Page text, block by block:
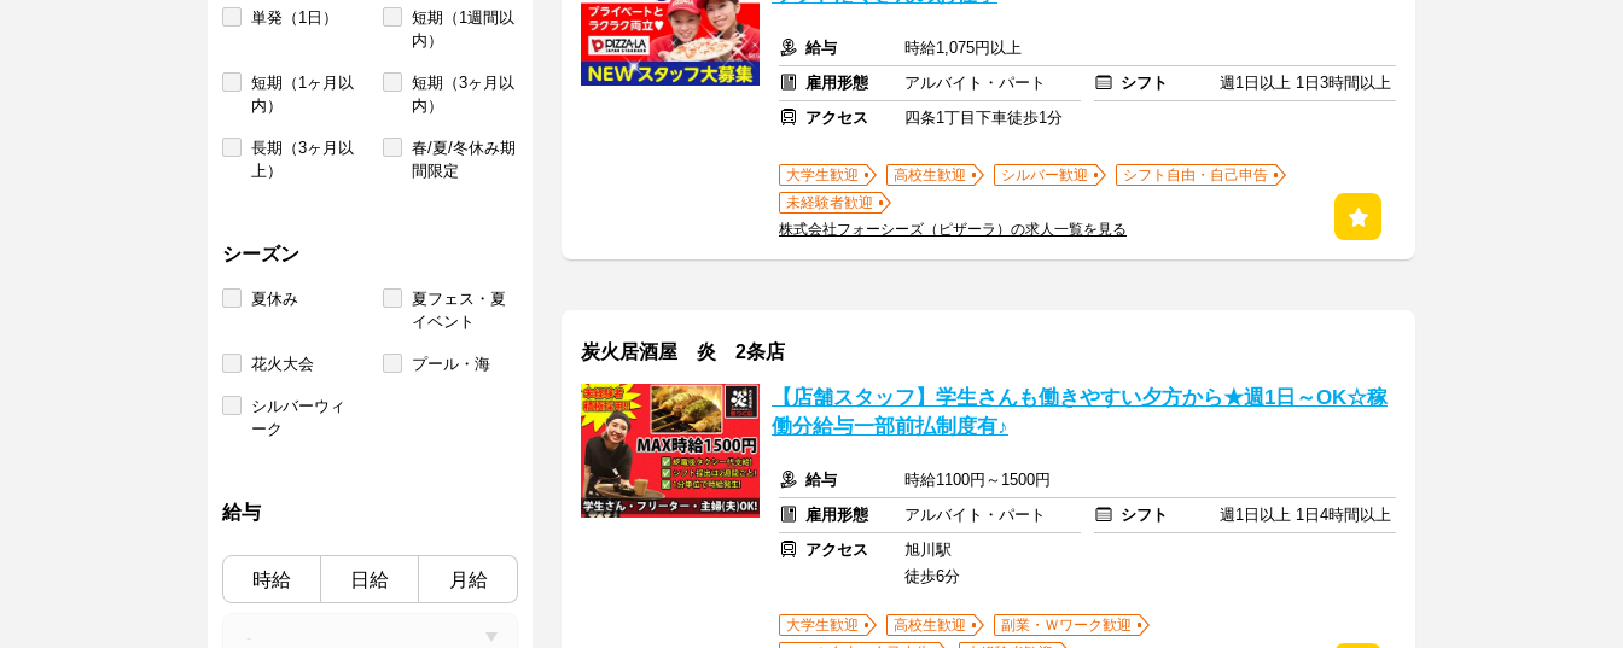
単発（1日）
短期（1週間以
内）
短期（1ヶ月以
内）
短期（3ヶ月以
内）
長期（3ヶ月以
上）
春/夏/冬休み期
間限定
シーズン
夏休み
夏フェス・夏
イベント
花火大会 プール・海
シルバーウィ
ーク
給与
時給 日給 月給
給与
時給1,075円以上
雇用形態
アルバイト・パート シフト
週1日以上 1日3時間以上
アクセス
四条1丁目下車徒歩1分
大学生歓迎 高校生歓迎 シルバー歓迎
シフト自由・自己申告
未経験者歓迎
株式会社フォーシーズ（ピザーラ）の求人一覧を見る
炭火居酒屋 炎 2条店
【店舗スタッフ】学生さんも働きやすい夕方から★週1日～OK☆稼
働分給与一部前払制度有♪
給与
時給1100円～1500円
雇用形態
アルバイト・パート シフト
週1日以上 1日4時間以上
アクセス
旭川駅
徒歩6分
大学生歓迎 高校生歓迎
副業・Ｗワーク歓迎